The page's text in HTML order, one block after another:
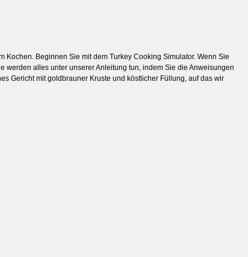
Beginnen Sie mit dem Turkey Cooking Simulator. Wenn Sie
werden alles unter unserer Anleitung tun, indem Sie die Anweisungen
Gericht mit goldbrauner Kruste und köstlicher Füllung, auf das wir